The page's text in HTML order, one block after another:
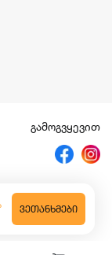
ᲕᲔᲗᲐᲜᲮᲛᲔᲑᲘ
გამოგვყევით